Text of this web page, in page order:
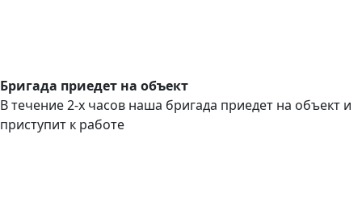
Бригада приедет на объект
В течение 2-х часов наша бригада приедет на объект и
приступит к работе